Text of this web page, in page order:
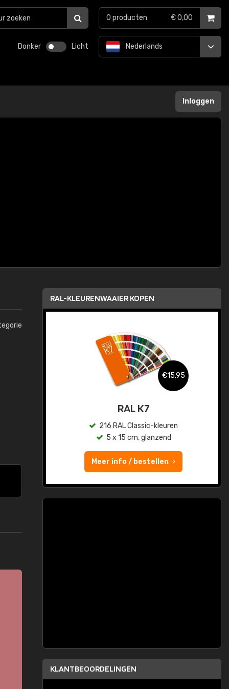
Donker Licht Nederlands
0 producten € 0,00
Inloggen
RAL-KLEURENWAAIER KOPEN
€15,95
RAL K7
216 RAL Classic-kleuren
5 x 15 cm, glanzend
Meer info / bestellen
KLANTBEOORDELINGEN